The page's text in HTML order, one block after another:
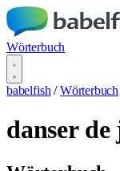
Wörterbuch
babelfish / Wörterbuch
danser de